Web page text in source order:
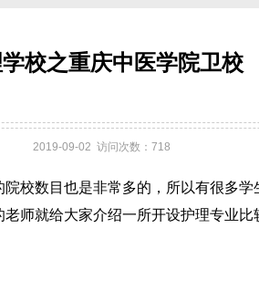
校之重庆中医学院卫校
2019-09-02 访问次数：718
数目也是非常多的，所以有很多学
师就给大家介绍一所开设护理专业比